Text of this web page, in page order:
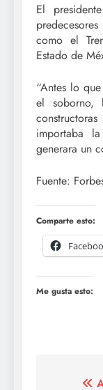
El
como el
Estado de
“Antes lo
el soborno,
importaba
generara un
Fuente:
Comparte esto:
Me gusta esto: